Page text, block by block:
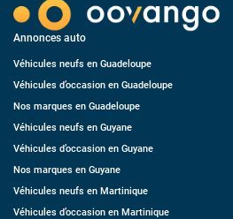
Annonces auto
Véhicules neufs en Guadeloupe
Véhicules d’occasion en Guadeloupe
Nos marques en Guadeloupe
Véhicules neufs en Guyane
Véhicules d’occasion en Guyane
Nos marques en Guyane
Véhicules neufs en Martinique
Véhicules d’occasion en Martinique